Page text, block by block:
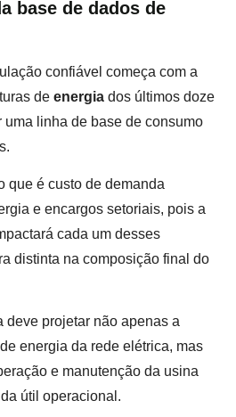
base de dados de
confiável começa com a
de energia dos últimos doze
uma linha de base de consumo
que é custo de demanda
e encargos setoriais, pois a
cada um desses
distinta na composição final do
deve projetar não apenas a
energia da rede elétrica, mas
e manutenção da usina
útil operacional.